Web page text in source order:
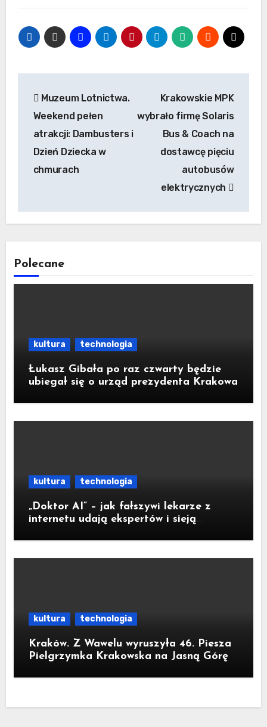
wpisu
Muzeum Lotnictwa.
Weekend pełen
atrakcji: Dambusters i
Dzień Dziecka w
chmurach
Krakowskie MPK
wybrało firmę Solaris
Bus & Coach na
dostawcę pięciu
autobusów
elektrycznych
Polecane
kultura technologia
Łukasz Gibała po raz czwarty będzie
ubiegał się o urząd prezydenta Krakowa
kultura technologia
„Doktor AI” – jak fałszywi lekarze z
internetu udają ekspertów i sieją
kultura technologia
Kraków. Z Wawelu wyruszyła 46. Piesza
Pielgrzymka Krakowska na Jasną Górę